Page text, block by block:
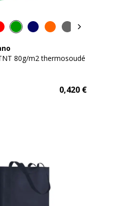
80g/m2 thermosoudé
0,420€